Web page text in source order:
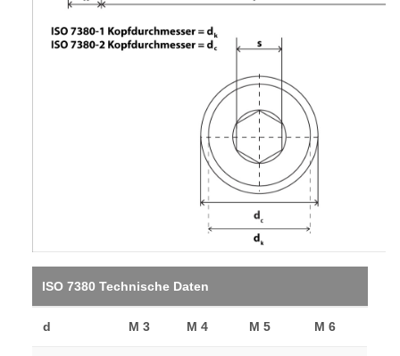
ISO 7380 Technische Daten
d M 3 M 4 M 5 M 6